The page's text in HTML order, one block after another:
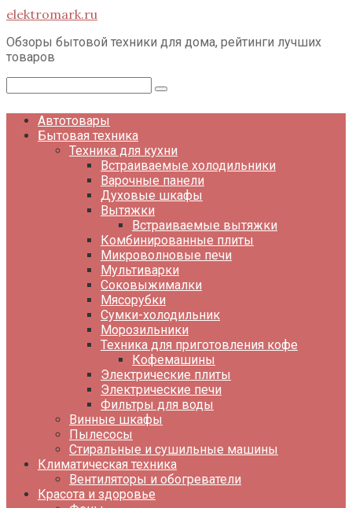
Перейти
контенту
elektromark.ru
Обзоры бытовой техники для дома, рейтинги лучших
товаров
Автотовары
Бытовая техника
Техника для кухни
Встраиваемые холодильники
Варочные панели
Духовые шкафы
Вытяжки
Встраиваемые вытяжки
Комбинированные плиты
Микроволновые печи
Мультиварки
Соковыжималки
Мясорубки
Сумки-холодильник
Морозильники
Техника для приготовления кофе
Кофемашины
Электрические плиты
Электрические печи
Фильтры для воды
Винные шкафы
Пылесосы
Стиральные и сушильные машины
Климатическая техника
Вентиляторы и обогреватели
Красота и здоровье